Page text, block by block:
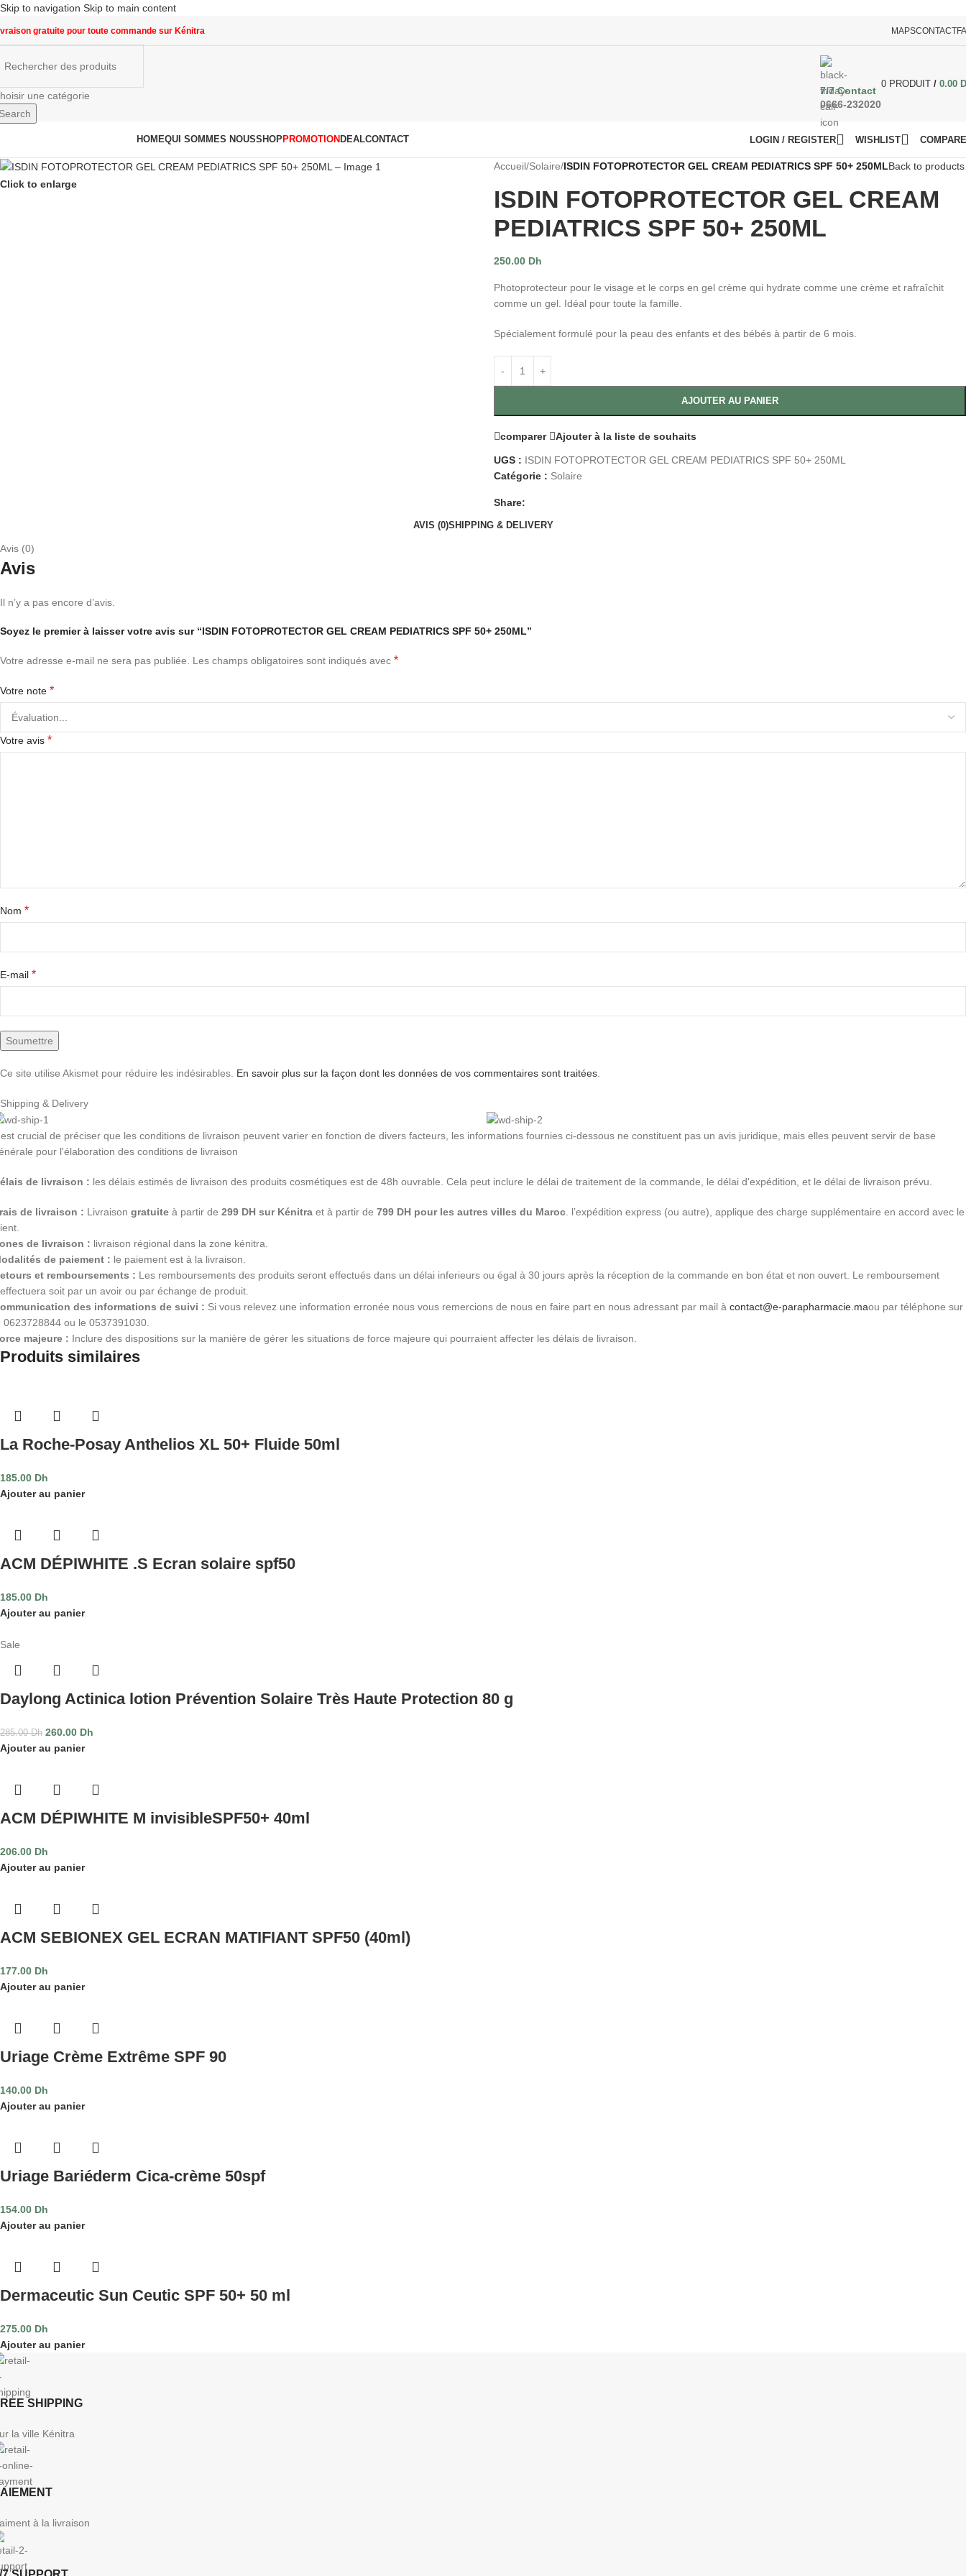
Skip to navigation Skip to main content
gratuite pour toute commande sur Kénitra MAPSCONTACT
une catégorie
7/7 Contact
0666-232020
0 PRODUIT / 0.00
HOMEQUI SOMMES NOUSSHOPPROMOTION DEALCONTACT LOGIN / REGISTER WISHLIST
Click to enlarge
Accueil/Solaire/ISDIN FOTOPROTECTOR GEL CREAM PEDIATRICS SPF 50+ 250MLBack to products
ISDIN FOTOPROTECTOR GEL CREAM
PEDIATRICS SPF 50+ 250ML
250.00 Dh
Photoprotecteur pour le visage et le corps en gel crème qui hydrate comme une crème et rafraîchit
comme un gel. Idéal pour toute la famille.
Spécialement formulé pour la peau des enfants et des bébés à partir de 6 mois.
AJOUTER AU PANIER
comparer Ajouter à la liste de souhaits
UGS : ISDIN FOTOPROTECTOR GEL CREAM PEDIATRICS SPF 50+ 250ML
Catégorie : Solaire
Share:
AVIS (0)SHIPPING & DELIVERY
Avis (0)
Avis
Il n’y a pas encore d’avis.
Soyez le premier à laisser votre avis sur “ISDIN FOTOPROTECTOR GEL CREAM PEDIATRICS SPF 50+ 250ML”
Votre adresse e-mail ne sera pas publiée. Les champs obligatoires sont indiqués avec *
Votre note *
Votre avis *
Nom *
E-mail *
Ce site utilise Akismet pour réduire les indésirables. En savoir plus sur la façon dont les données de vos commentaires sont traitées
Shipping & Delivery
crucial de préciser que les conditions de livraison peuvent varier en fonction de divers facteurs, les informations fournies ci-dessous ne constituent pas un avis juridique, mais elles peuvent servir de base
pour l'élaboration des conditions de livraison
de livraison : les délais estimés de livraison des produits cosmétiques est de 48h ouvrable. Cela peut inclure le délai de traitement de la commande, le délai d'expédition, et le délai de livraison prévu.
de livraison : Livraison gratuite à partir de 299 DH sur Kénitra et à partir de 799 DH pour les autres villes du Maroc. l’expédition express (ou autre), applique des charge supplémentaire en accord avec le
de livraison : livraison régional dans la zone kénitra.
de paiement : le paiement est à la livraison.
et remboursements : Les remboursements des produits seront effectués dans un délai inferieurs ou égal à 30 jours après la réception de la commande en bon état et non ouvert. Le remboursement
soit par un avoir ou par échange de produit.
des informations de suivi : Si vous relevez une information erronée nous vous remercions de nous en faire part en nous adressant par mail à contact@e-parapharmacie.maou par téléphone sur
0623728844 ou le 0537391030.
majeure : Inclure des dispositions sur la manière de gérer les situations de force majeure qui pourraient affecter les délais de livraison.
Produits similaires
La Roche-Posay Anthelios XL 50+ Fluide 50ml
185.00 Dh
Ajouter au panier
ACM DÉPIWHITE .S Ecran solaire spf50
185.00 Dh
Ajouter au panier
Sale
Daylong Actinica lotion Prévention Solaire Très Haute Protection 80 g
285.00Dh 260.00 Dh
Ajouter au panier
ACM DÉPIWHITE M invisibleSPF50+ 40ml
206.00 Dh
Ajouter au panier
ACM SEBIONEX GEL ECRAN MATIFIANT SPF50 (40ml)
177.00 Dh
Ajouter au panier
Uriage Crème Extrême SPF 90
140.00 Dh
Ajouter au panier
Uriage Bariéderm Cica-crème 50spf
154.00 Dh
Ajouter au panier
Dermaceutic Sun Ceutic SPF 50+ 50 ml
275.00 Dh
Ajouter au panier
SHIPPING
la ville Kénitra
à la livraison